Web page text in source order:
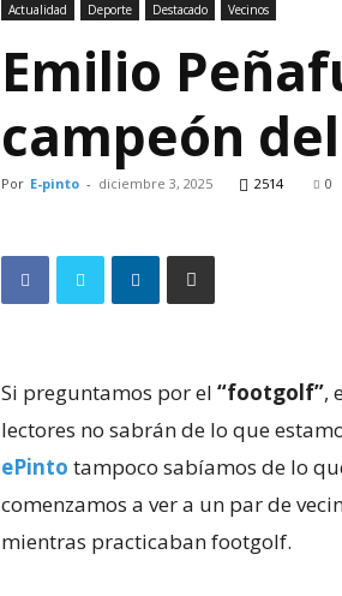
Actualidad Deporte Destacado Vecinos
Emilio
campeón
Por E-pinto - diciembre 3, 2025 2514 0
Si preguntamos por el “footgolf”,
lectores no sabrán de lo que
ePinto tampoco sabíamos de lo
comenzamos a ver a un par de
mientras practicaban footgolf.